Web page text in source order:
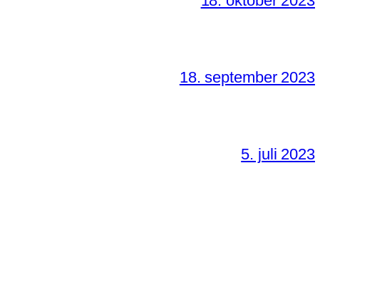
18. september 2023
5. juli 2023